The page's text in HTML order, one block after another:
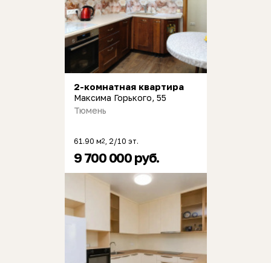
2-комнатная квартира
Максима Горького, 55
Тюмень
61.90 м2 , 2/10 эт.
9 700 000 руб.